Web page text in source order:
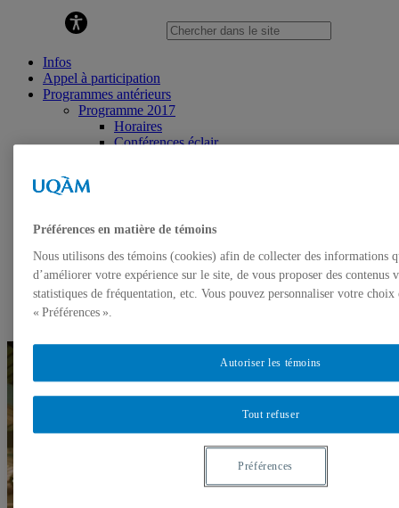
Infos
Appel à participation
Programmes antérieurs
Programme 2017
Horaires
Conférences éclair
Présentations interactives simultanées (3e partie)
Programme 2016
Programme 2018
À propos
Horaire
Session d’affiches (jeudi)
Session d’affiches (vendredi)
Préférences en matière de témoins
Nous utilisons des témoins (cookies) afin de collecter des informations
d’améliorer votre expérience sur le site, de vous proposer des contenus
statistiques de fréquentation, etc. Vous pouvez personnaliser votre choix
« Préférences ».
Tout refuser
Autoriser les témoins
Préférences